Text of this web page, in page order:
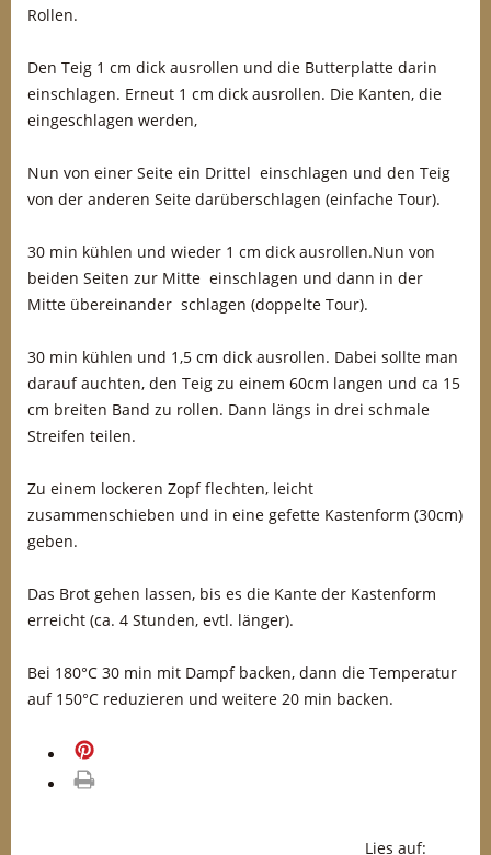
Rollen.
Den Teig 1 cm dick ausrollen und die Butterplatte darin
einschlagen. Erneut 1 cm dick ausrollen. Die Kanten, die
eingeschlagen werden,
Nun von einer Seite ein Drittel einschlagen und den Teig
von der anderen Seite darüberschlagen (einfache Tour).
30 min kühlen und wieder 1 cm dick ausrollen.Nun von
beiden Seiten zur Mitte einschlagen und dann in der
Mitte übereinander schlagen (doppelte Tour).
30 min kühlen und 1,5 cm dick ausrollen. Dabei sollte man
darauf auchten, den Teig zu einem 60cm langen und ca 15
cm breiten Band zu rollen. Dann längs in drei schmale
Streifen teilen.
Zu einem lockeren Zopf flechten, leicht
zusammenschieben und in eine gefette Kastenform (30cm)
geben.
Das Brot gehen lassen, bis es die Kante der Kastenform
erreicht (ca. 4 Stunden, evtl. länger).
Bei 180°C 30 min mit Dampf backen, dann die Temperatur
auf 150°C reduzieren und weitere 20 min backen.
Lies auf: